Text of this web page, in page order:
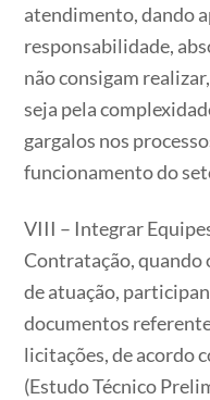
atendimento, dando
responsabilidade,
não consigam
seja pela
gargalos nos
funcionamento do
VIII – Integrar
Contratação, quando
de atuação,
documentos
licitações, de acordo
(Estudo Técnico